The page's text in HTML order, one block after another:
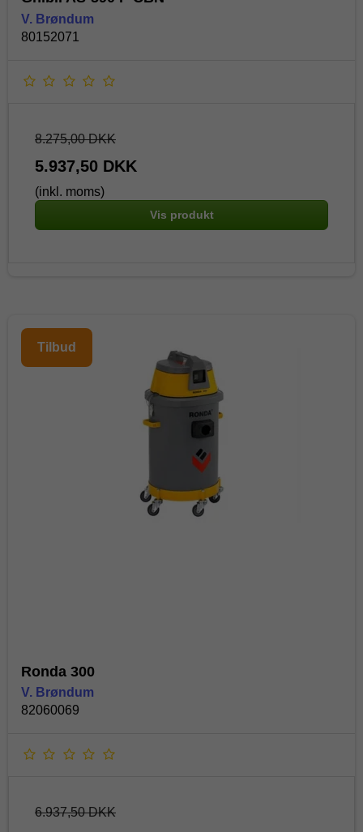
V. Brøndum
80152071
8.275,00 DKK
5.937,50 DKK
(inkl. moms)
Vis produkt
Tilbud
Ronda 300
V. Brøndum
82060069
6.937,50 DKK